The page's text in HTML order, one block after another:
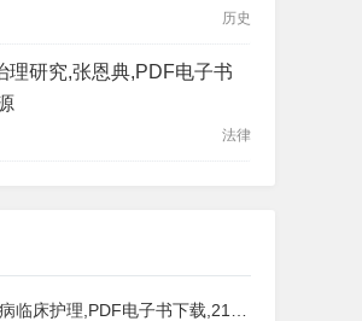
历史
理研究,张恩典,PDF电子书
法律
护理,PDF电子书下载,217MB,网盘资源